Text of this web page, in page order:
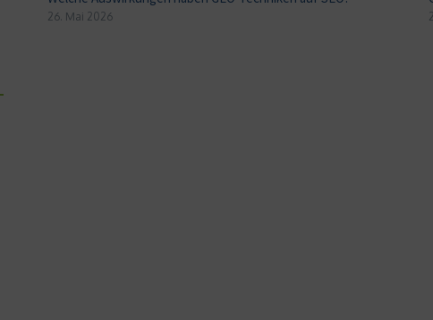
26. Mai 2026